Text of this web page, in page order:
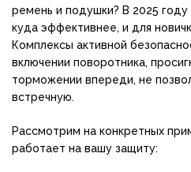
ремень и подушки? В 2025
куда эффективнее, и для
Комплексы активной
включении поворотника,
торможении впереди, не
встречную.
Рассмотрим на конкретных
работает на вашу защиту: